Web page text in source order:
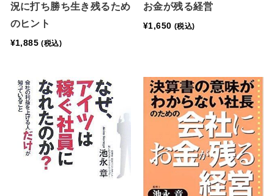
況に打ち勝ち生き残るため
のヒント
¥1,885 (税込)
お金が残る経営
¥1,650 (税込)